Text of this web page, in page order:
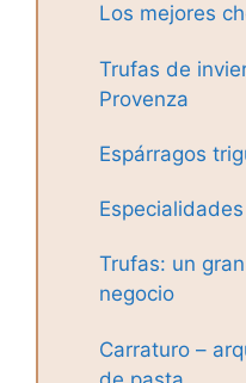
Los mejores
Trufas de
Provenza
Espárragos
Trufas: un
negocio
Carraturo –